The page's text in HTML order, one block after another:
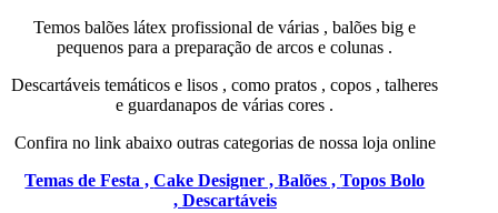
Temos balões látex profissional de várias , balões big e
pequenos para a preparação de arcos e colunas .
Descartáveis temáticos e lisos , como pratos , copos , talheres
e guardanapos de várias cores .
Confira no link abaixo outras categorias de nossa loja online
Temas de Festa ,Cake Designer ,Balões ,Topos Bolo
, Descartáveis